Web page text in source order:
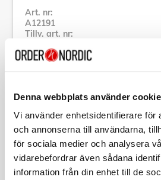
Denna webbplats använder
Vi använder enhetsidentifierare för
och annonserna till användarna,
för sociala medier och analysera
vidarebefordrar även sådana
information från din enhet till de
Art. nr:
A12191
Tillv. art. nr:
Se alla produkter inom Braun
Beskrivning
Art. nr:A12191